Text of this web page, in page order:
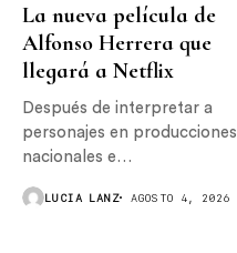
La nueva película de
Alfonso Herrera que
llegará a Netflix
Después de interpretar a
personajes en producciones
nacionales e
Herrera...
LUCIA LANZ AGOSTO 4, 2026